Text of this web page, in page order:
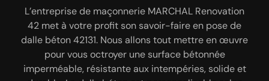
L’entreprise de maçonnerie MARCHAL Renovation
42 met à votre profit son savoir-faire en pose de
dalle béton 42131. Nous allons tout mettre en œuvre
pour vous octroyer une surface bétonnée
imperméable, résistante aux intempéries, solide et
L’entreprise de maçonnerie MARCHAL Renovation
42 propose un éventail de services, qu’il s’agisse de
maçonnerie de second œuvre ou de travaux de
gros œuvres. Dans le cadre d’une construction en
neuf de bâtiment, notre équipe peut prendre en
seront remis entre les mains de notre équipe
d’artisans maçons. Sachez que tous nos experts
ont suivi des formations spécifiques leur
permettant de faire correctement leur travail, que
ce soit dans le cadre d’une rénovation ou sur un